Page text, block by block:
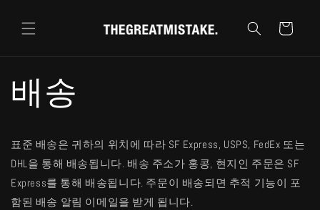
뛰기
트
배송
표준 배송은 귀하의 위치에 따라 SF Express, USPS, FedEx 또는
DHL을 통해 배송됩니다. 배송 주소가 홍콩, 현지인 주문은 SF
Express를 통해 배송됩니다. 주문이 배송되면 추적 기능이 포
함된 배송 알림 이메일을 받게 됩니다.